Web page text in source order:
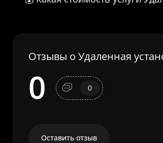
Отзывы о Удаленная
0 0
Оставить отзыв